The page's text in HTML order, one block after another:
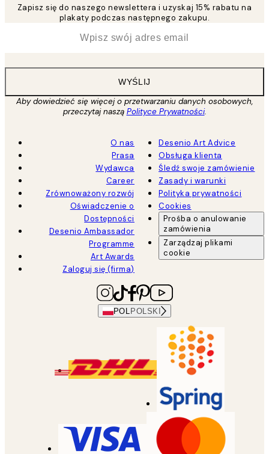
Zapisz się do naszego newslettera i uzyskaj 15% rabatu na
plakaty podczas następnego zakupu.
WYŚLIJ
Aby dowiedzieć się więcej o przetwarzaniu danych osobowych,
przeczytaj naszą Polityce Prywatności.
O nas
Prasa
Wydawca
Career
Zrównoważony rozwój
Oświadczenie o
Dostępności
Desenio Ambassador
Programme
Art Awards
Zaloguj się (firma)
Desenio Art Advice
Obsługa klienta
Śledź swoje zamówienie
Zasady i warunki
Polityka prywatności
Cookies
Prośba o anulowanie
zamówienia
Zarządzaj plikami
cookie
POL POLSKI